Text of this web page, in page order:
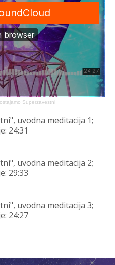
Superzavestni
uvodna meditacija 1;
24:31
uvodna meditacija 2;
29:33
uvodna meditacija 3;
24:27